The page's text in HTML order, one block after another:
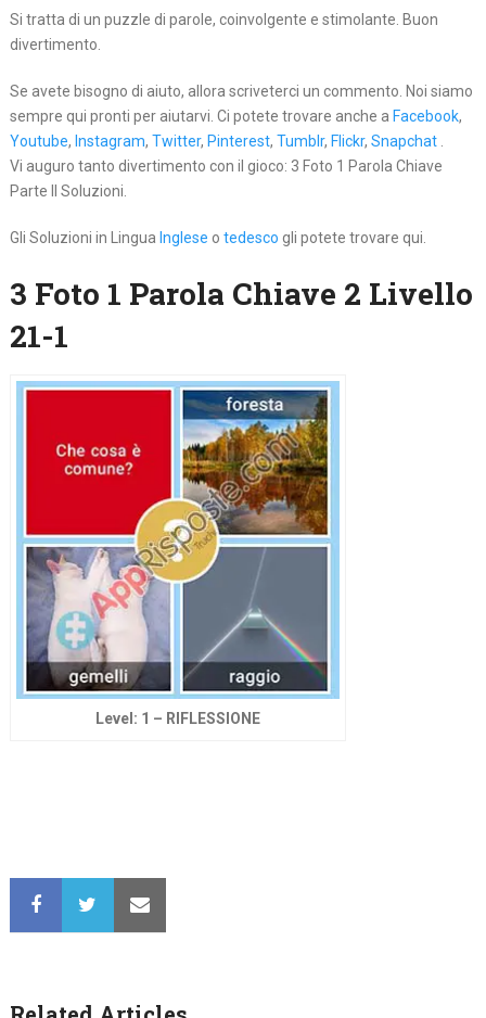
Si tratta di un puzzle di parole, coinvolgente e stimolante. Buon
divertimento.
Se avete bisogno di aiuto, allora scriveterci un commento. Noi siamo
sempre qui pronti per aiutarvi. Ci potete trovare anche a Facebook,
Youtube, Instagram, Twitter, Pinterest, Tumblr, Flickr, Snapchat.
Vi auguro tanto divertimento con il gioco: 3 Foto 1 Parola Chiave
Parte II Soluzioni.
Gli Soluzioni in Lingua Inglese o tedesco gli potete trovare qui.
3 Foto 1 Parola Chiave 2 Livello
21-1
Level: 1 – RIFLESSIONE